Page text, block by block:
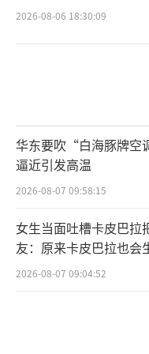
2026-08-06 18:30:09
华东要吹“白海豚牌空
逼近引发高温
2026-08-07 09:58:15
女生当面吐槽卡皮巴拉
友：原来卡皮巴拉也会
2026-08-07 09:04:52